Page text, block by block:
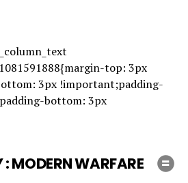
top: 3px
3px !important;padding-
bottom: 3px
: MODERN WARFARE